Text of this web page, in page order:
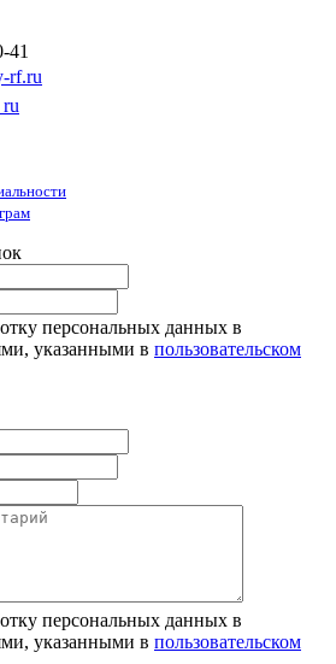
41
rf.ru
персональных данных в
указанными в пользовательском
персональных данных в
указанными в пользовательском